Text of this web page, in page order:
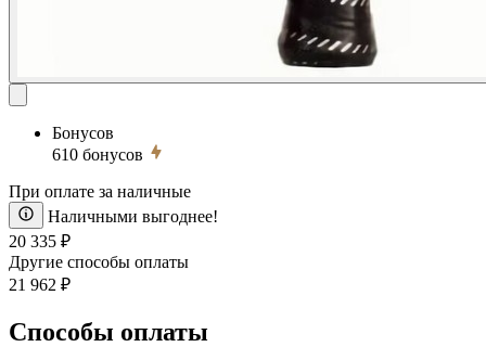
Бонусов
610 бонусов
При оплате за наличные
Наличными выгоднее!
20 335 ₽
Другие способы оплаты
21 962 ₽
Способы оплаты